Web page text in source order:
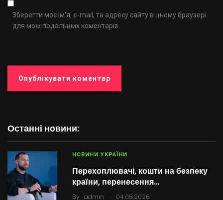
Останні новини:
НОВИНИ УКРАЇНИ
Перехоплювачі, кошти на безпеку
країни, перенесення…
By admin . 04.08.2026
Зберегти моє ім'я, e-mail, та адресу сайту в цьому браузері
для моїх подальших коментарів.